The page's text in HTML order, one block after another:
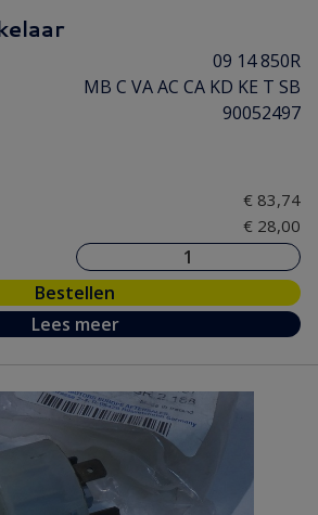
09 14 850R
MB C VA AC CA KD KE T SB
90052497
€ 83,74
€ 28,00
Bestellen
Lees meer